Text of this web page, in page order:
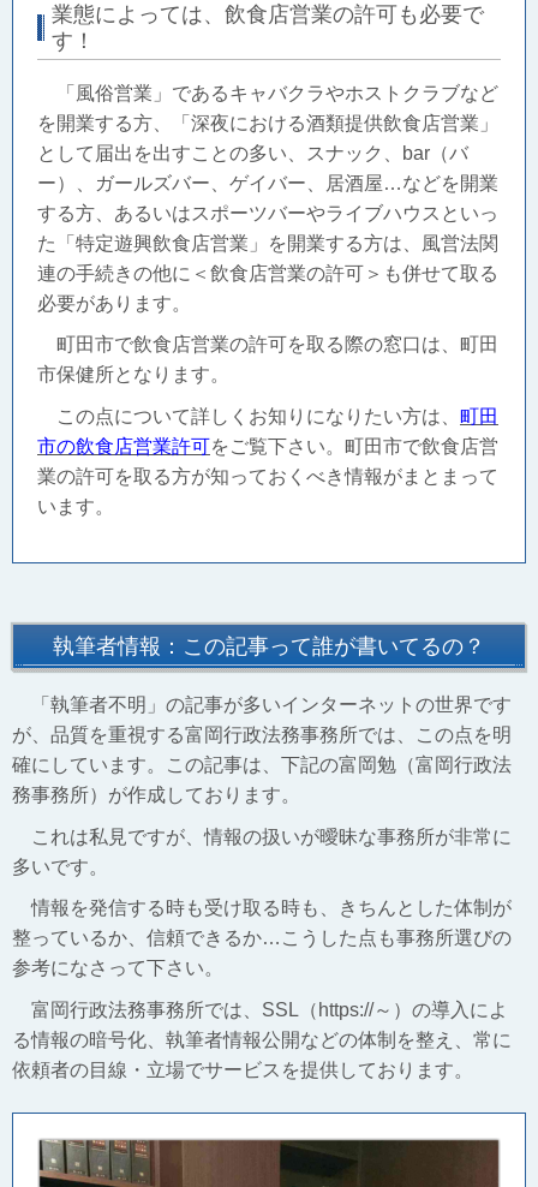
業態によっては、飲食店営業の許可も必要で
す！
「風俗営業」であるキャバクラやホストクラブなど
を開業する方、「深夜における酒類提供飲食店営業」
として届出を出すことの多い、スナック、bar（バ
ー）、ガールズバー、ゲイバー、居酒屋…などを開業
する方、あるいはスポーツバーやライブハウスといっ
た「特定遊興飲食店営業」を開業する方は、風営法関
連の手続きの他に＜飲食店営業の許可＞も併せて取る
必要があります。
町田市で飲食店営業の許可を取る際の窓口は、町田
市保健所となります。
この点について詳しくお知りになりたい方は、 町田
市の飲食店営業許可をご覧下さい。町田市で飲食店営
業の許可を取る方が知っておくべき情報がまとまって
います。
執筆者情報：この記事って誰が書いてるの？
「執筆者不明」の記事が多いインターネットの世界です
が、品質を重視する富岡行政法務事務所では、この点を明
確にしています。この記事は、下記の富岡勉（富岡行政法
務事務所）が作成しております。
これは私見ですが、情報の扱いが曖昧な事務所が非常に
多いです。
情報を発信する時も受け取る時も、きちんとした体制が
整っているか、信頼できるか…こうした点も事務所選びの
参考になさって下さい。
富岡行政法務事務所では、SSL（https://～）の導入によ
る情報の暗号化、執筆者情報公開などの体制を整え、常に
依頼者の目線・立場でサービスを提供しております。